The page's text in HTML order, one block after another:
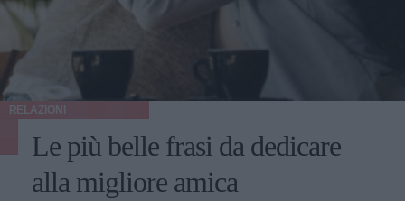
RELAZIONI
Le più belle frasi da dedicare
alla migliore amica